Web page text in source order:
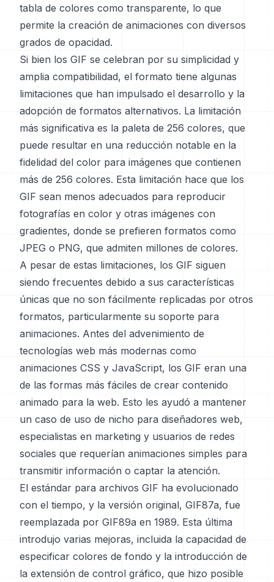
tabla de colores como transparente, lo que
permite la creación de animaciones con diversos
grados de opacidad.
Si bien los GIF se celebran por su simplicidad y
amplia compatibilidad, el formato tiene algunas
limitaciones que han impulsado el desarrollo y la
adopción de formatos alternativos. La limitación
más significativa es la paleta de 256 colores, que
puede resultar en una reducción notable en la
fidelidad del color para imágenes que contienen
más de 256 colores. Esta limitación hace que los
GIF sean menos adecuados para reproducir
fotografías en color y otras imágenes con
gradientes, donde se prefieren formatos como
JPEG o PNG, que admiten millones de colores.
A pesar de estas limitaciones, los GIF siguen
siendo frecuentes debido a sus características
únicas que no son fácilmente replicadas por otros
formatos, particularmente su soporte para
animaciones. Antes del advenimiento de
tecnologías web más modernas como
animaciones CSS y JavaScript, los GIF eran una
de las formas más fáciles de crear contenido
animado para la web. Esto les ayudó a mantener
un caso de uso de nicho para diseñadores web,
especialistas en marketing y usuarios de redes
sociales que requerían animaciones simples para
transmitir información o captar la atención.
El estándar para archivos GIF ha evolucionado
con el tiempo, y la versión original, GIF87a, fue
reemplazada por GIF89a en 1989. Esta última
introdujo varias mejoras, incluida la capacidad de
especificar colores de fondo y la introducción de
la extensión de control gráfico, que hizo posible